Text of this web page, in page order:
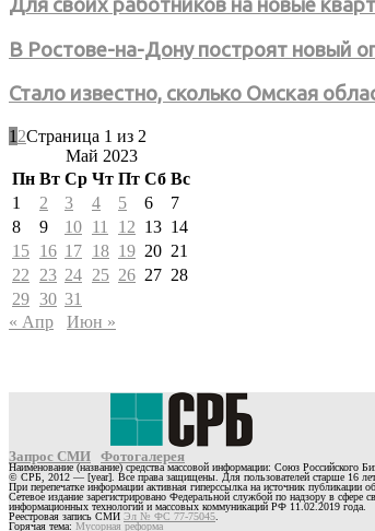
Для своих работников на новые
В Ростове-на-Дону построят новый
Стало известно, сколько Омская
1 2Страница 1 из 2
Май 2023
Пн Вт Ср Чт Пт Сб Вс
1
2 3 4 5 6
7
8
9 10 11 12 13 14
15 16 17 18 19 20 21
22
23 24 25 26 27 28
29 30 31
« Апр
Июн »
Запрос СМИ Фотогалерея
Наименование (название) средства массовой информации: Союз Российского
© СРБ, 2012 — [year]. Все права защищены. Для пользователей старше 16
При перепечатке информации активная гиперссылка на источник публикации
Сетевое издание зарегистрировано Федеральной службой по надзору в сфере
информационных технологий и массовых коммуникаций РФ 11.02.2019 года.
Реестровая запись СМИ Эл № ФС 77-75045
Горячая тема: Мусорная реформа